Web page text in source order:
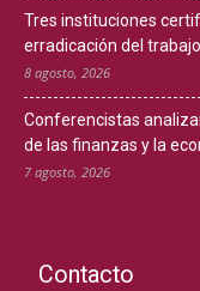
Tres instituciones
erradicación del
8 agosto, 2026
Conferencistas
de las finanzas y la
7 agosto, 2026
Contacto